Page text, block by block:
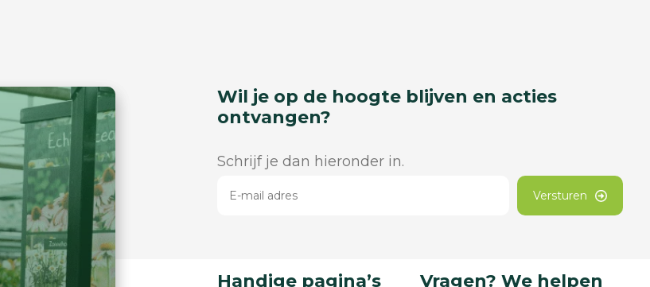
Wil je op de hoogte blijven en acties
ontvangen?
Schrijf je dan hieronder in.
Versturen
Handige pagina’s Vragen? We helpen